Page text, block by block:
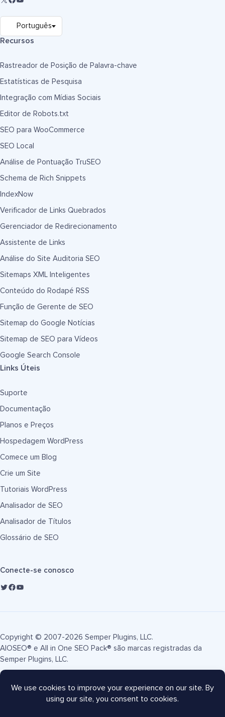
Recursos
Rastreador de Posição de Palavra-chave
Estatísticas de Pesquisa
Integração com Mídias Sociais
Editor de Robots.txt
SEO para WooCommerce
SEO Local
Análise de Pontuação TruSEO
Schema de Rich Snippets
IndexNow
Verificador de Links Quebrados
Gerenciador de Redirecionamento
Assistente de Links
Análise do Site Auditoria SEO
Sitemaps XML Inteligentes
Conteúdo do Rodapé RSS
Função de Gerente de SEO
Sitemap do Google Notícias
Sitemap de SEO para Vídeos
Google Search Console
Links Úteis
Suporte
Documentação
Planos e Preços
Hospedagem WordPress
Comece um Blog
Crie um Site
Tutoriais WordPress
Analisador de SEO
Analisador de Títulos
Glossário de SEO
Conecte-se conosco
Copyright © 2007-2026 Semper Plugins, LLC.
AIOSEO® e All in One SEO Pack® são marcas registradas da
Semper Plugins, LLC.
Termos de Serviço Política de Privacidade
Divulgação FTC
Mapa do site
Cupom AIOSEO